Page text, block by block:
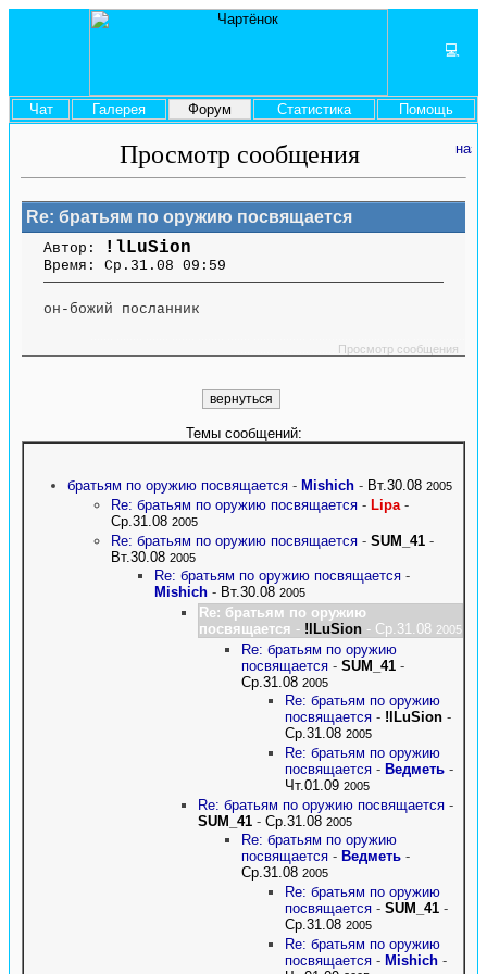
💻
Чат Галерея Форум Статистика Помощь
Просмотр сообщения
Re: братьям по оружию посвящается
Автор: !lLuSion
Время: Ср.31.08 09:59
он-божий посланник
Просмотр сообщения
Темы сообщений:
братьям по оружию посвящается - Mishich - Вт.30.08 2005
Re: братьям по оружию посвящается - Lipa -
Ср.31.08 2005
Re: братьям по оружию посвящается - SUM_41 -
Вт.30.08 2005
Re: братьям по оружию посвящается -
Mishich - Вт.30.08 2005
Re: братьям по оружию
посвящается - !lLuSion - Ср.31.08 2005
Re: братьям по оружию
посвящается - SUM_41 -
Ср.31.08 2005
Re: братьям по оружию
посвящается - !lLuSion -
Ср.31.08 2005
Re: братьям по оружию
посвящается - Ведметь -
Чт.01.09 2005
Re: братьям по оружию посвящается -
SUM_41 - Ср.31.08 2005
Re: братьям по оружию
посвящается - Ведметь -
Ср.31.08 2005
Re: братьям по оружию
посвящается - SUM_41 -
Ср.31.08 2005
Re: братьям по оружию
посвящается - Mishich -